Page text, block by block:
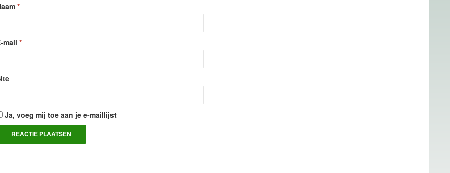
*
mail *
Ja, voeg mij toe aan je e-maillijst